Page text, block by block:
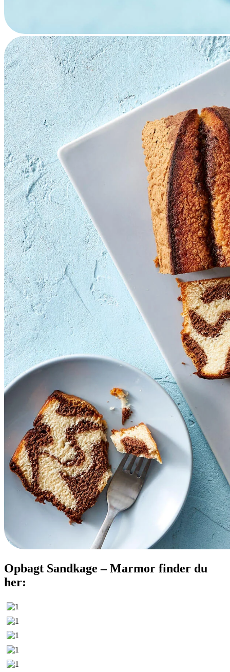
Opbagt Sandkage – Marmor finder du
her: